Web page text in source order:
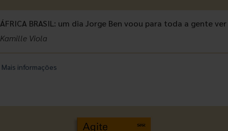
ÁFRICA BRASIL: um dia Jorge Ben voou para toda a gente ver
Kamille Viola
Mais informações